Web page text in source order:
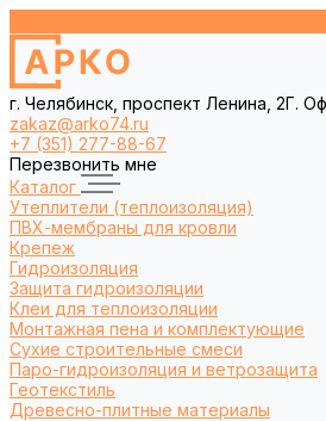
г. Челябинск, проспект Ленина, 2Г.
zakaz@arko74.ru
+7 (351) 277-88-67
Перезвонить мне
Каталог
Утеплители (теплоизоляция)
ПВХ-мембраны для кровли
Крепеж
Гидроизоляция
Защита гидроизоляции
Клеи для теплоизоляции
Монтажная пена и комплектующие
Сухие строительные смеси
Паро-гидроизоляция и ветрозащита
Геотекстиль
Древесно-плитные материалы